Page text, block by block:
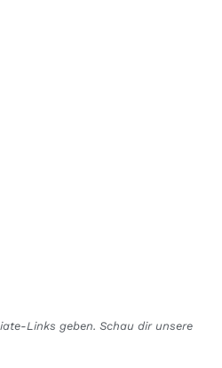
Links geben. Schau dir unsere